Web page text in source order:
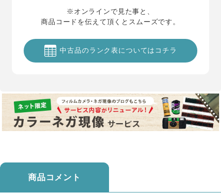
※オンラインで見た事と、
商品コードを伝えて頂くとスムーズです。
中古品のランク表についてはコチラ
商品コメント